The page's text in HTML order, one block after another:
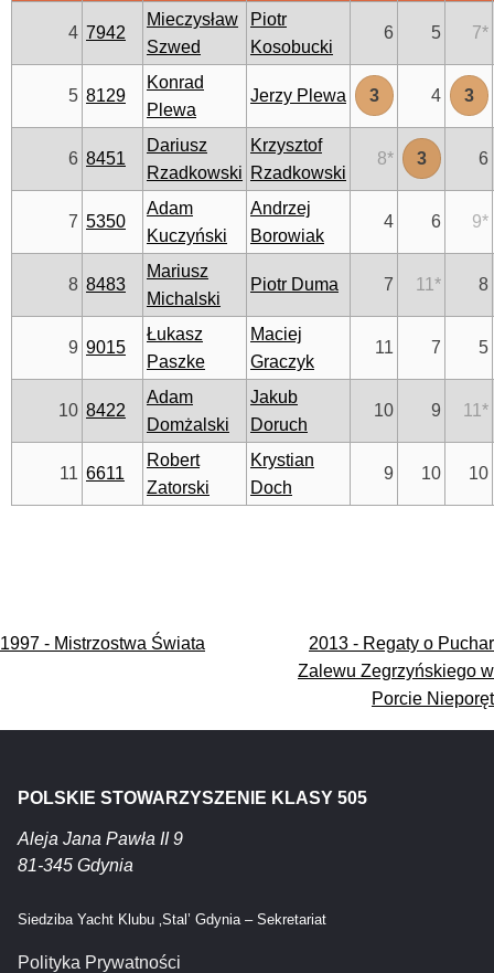
4 7942
Mieczysław
Szwed
Piotr
Kosobucki
6 5 7*
5 8129
Konrad
Plewa
Jerzy Plewa 3 4 3
6 8451
Dariusz
Rzadkowski
Krzysztof
Rzadkowski
8* 3 6
7 5350
Adam
Kuczyński
Andrzej
Borowiak
4 6 9*
8 8483
Mariusz
Michalski
Piotr Duma 7 11 * 8
9 9015
Łukasz
Paszke
Maciej
Graczyk
11 7 5
10 8422
Adam
Domżalski
Jakub
Doruch
10 9 11 *
11 6611
Robert
Zatorski
Krystian
Doch
9 10 10
Nawigacja
1997 - Mistrzostwa Świata
2013 - Regaty o Puchar
Zalewu Zegrzyńskiego w
Porcie Nieporęt
POLSKIE STOWARZYSZENIE KLASY 505
Aleja Jana Pawła II 9
81-345 Gdynia
Siedziba Yacht Klubu ‚Stal’ Gdynia – Sekretariat
Polityka Prywatności